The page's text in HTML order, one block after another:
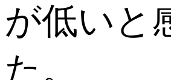
が低いと
た。